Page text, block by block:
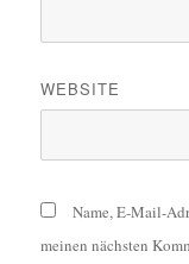
WEBSITE
Name, E-Mail-
meinen nächsten